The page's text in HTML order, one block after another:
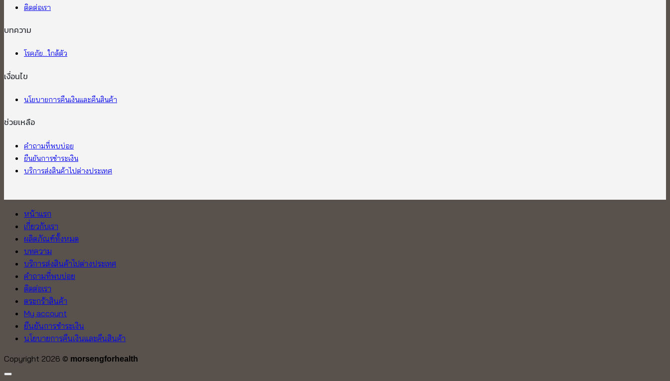
ติดต่อเรา
บทความ
โรคภัย...ใกล้ตัว
เงื่อนไข
นโยบายการคืนเงินและคืนสินค้า
ช่วยเหลือ
คำถามที่พบบ่อย
ยืนยันการชำระเงิน
บริการส่งสินค้าไปต่างประเทศ
หน้าแรก
เกี่ยวกับเรา
ผลิตภัณฑ์ทั้งหมด
บทความ
บริการส่งสินค้าไปต่างประเทศ
คำถามที่พบบ่อย
ติดต่อเรา
ตระกร้าสินค้า
My account
ยืนยันการชำระเงิน
นโยบายการคืนเงินและคืนสินค้า
Copyright 2026 © morsengforhealth